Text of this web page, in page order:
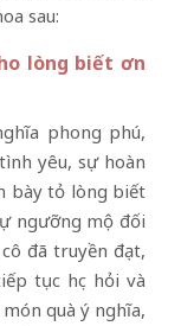
sau:
lòng biết ơn
phong phú,
yêu, sự hoàn
bày tỏ lòng biết
ngưỡng mộ đối
đã truyền đạt,
tục học hỏi và
quà ý nghĩa,